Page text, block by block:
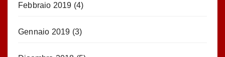
Febbraio 2019 (4)
Gennaio 2019 (3)